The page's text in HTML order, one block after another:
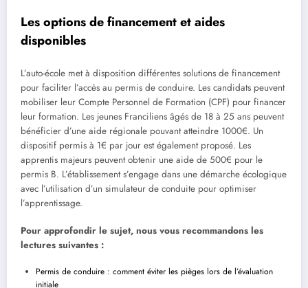
Les options de financement et aides
disponibles
L’auto-école met à disposition différentes solutions de financement
pour faciliter l’accès au permis de conduire. Les candidats peuvent
mobiliser leur Compte Personnel de Formation (CPF) pour financer
leur formation. Les jeunes Franciliens âgés de 18 à 25 ans peuvent
bénéficier d’une aide régionale pouvant atteindre 1000€. Un
dispositif permis à 1€ par jour est également proposé. Les
apprentis majeurs peuvent obtenir une aide de 500€ pour le
permis B. L’établissement s’engage dans une démarche écologique
avec l’utilisation d’un simulateur de conduite pour optimiser
l’apprentissage.
Pour approfondir le sujet, nous vous recommandons les
lectures suivantes :
Permis de conduire : comment éviter les pièges lors de l’évaluation
initiale